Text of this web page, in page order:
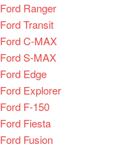
Ford Ranger
Ford Transit
Ford C-MAX
Ford S-MAX
Ford Edge
Ford Explorer
Ford F-150
Ford Fiesta
Ford Fusion